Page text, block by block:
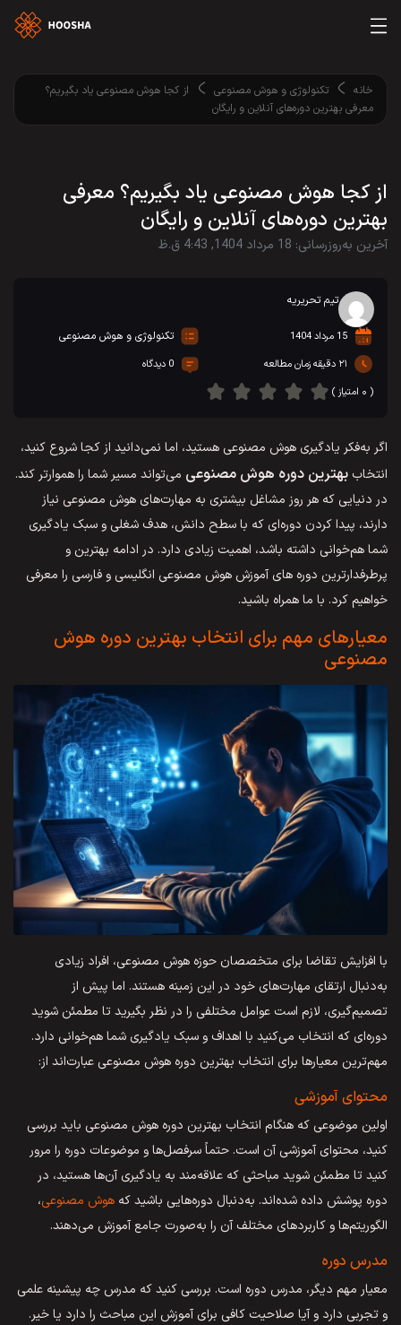
خانه تکنولوژی و هوش مصنوعی
از کجا هوش مصنوعی یاد بگیریم؟
معرفی بهترین دوره‌های آنلاین و رایگان
از کجا هوش مصنوعی یاد بگیریم؟ معرفی
بهترین دوره‌های آنلاین و رایگان
آخرین به‌روزرسانی: 18 مرداد 1404, 4:43 ق.ظ
تیم تحریریه
15 مرداد 1404 تکنولوژی و هوش مصنوعی
۲۱ دقیقه زمان مطالعه
0 دیدگاه
( ۰ امتیاز )
اگر به‌فکر یادگیری هوش مصنوعی هستید، اما نمی‌دانید از کجا شروع کنید،
انتخاب بهترین دوره هوش مصنوعی می‌تواند مسیر شما را هموارتر کند.
در دنیایی که هر روز مشاغل بیشتری به مهارت‌های هوش مصنوعی نیاز
دارند، پیدا کردن دوره‌ای که با سطح دانش، هدف شغلی و سبک یادگیری
شما هم‌خوانی داشته باشد، اهمیت زیادی دارد. در ادامه بهترین و
پرطرفدارترین دوره های آموزش هوش مصنوعی انگلیسی و فارسی را معرفی
خواهیم کرد. با ما همراه باشید.
معیارهای مهم برای انتخاب بهترین دوره هوش
مصنوعی
با افزایش تقاضا برای متخصصان حوزه هوش مصنوعی، افراد زیادی
به‌دنبال ارتقای مهارت‌های خود در این زمینه هستند. اما پیش از
تصمیم‌گیری، لازم است عوامل مختلفی را در نظر بگیرید تا مطمئن شوید
دوره‌ای که انتخاب می‌کنید با اهداف و سبک یادگیری شما هم‌خوانی دارد.
مهم‌ترین معیارها برای انتخاب بهترین دوره هوش مصنوعی عبارت‌اند از:
محتوای آموزشی
اولین موضوعی که هنگام انتخاب بهترین دوره هوش مصنوعی باید بررسی
کنید، محتوای آموزشی آن است. حتماً سرفصل‌ها و موضوعات دوره را مرور
کنید تا مطمئن شوید مباحثی که علاقه‌مند به یادگیری آن‌ها هستید، در
دوره پوشش داده شده‌اند. به‌دنبال دوره‌هایی باشید که هوش مصنوعی،
الگوریتم‌ها و کاربردهای مختلف آن را به‌صورت جامع آموزش می‌دهند.
مدرس دوره
معیار مهم دیگر، مدرس دوره است. بررسی کنید که مدرس چه پیشینه علمی
و تجربی دارد و آیا صلاحیت کافی برای آموزش این مباحث را دارد یا خیر.